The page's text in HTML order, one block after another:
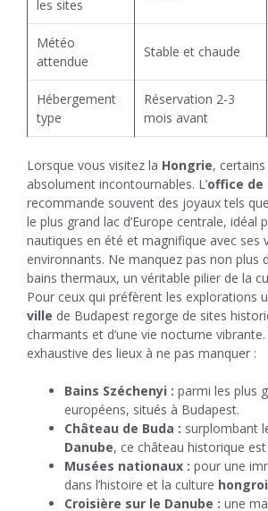
les sites
Météo
attendue
Stable et chaude
Hébergement
type
Réservation 2-3
mois avant
Lorsque vous visitez la Hongrie,
absolument incontournables. L’office
recommande souvent des joyaux tels
le plus grand lac d’Europe centrale, idéal
nautiques en été et magnifique avec ses
environnants. Ne manquez pas non plus
bains thermaux, un véritable pilier de la
Pour ceux qui préfèrent les explorations
ville de Budapest regorge de sites
charmants et d’une vie nocturne
exhaustive des lieux à ne pas manquer :
Bains Széchenyi : parmi les plus
européens, situés à Budapest.
Château de Buda : surplombant
Danube, ce château historique
Musées nationaux : pour une
dans l’histoire et la culture
Croisière sur le Danube : une